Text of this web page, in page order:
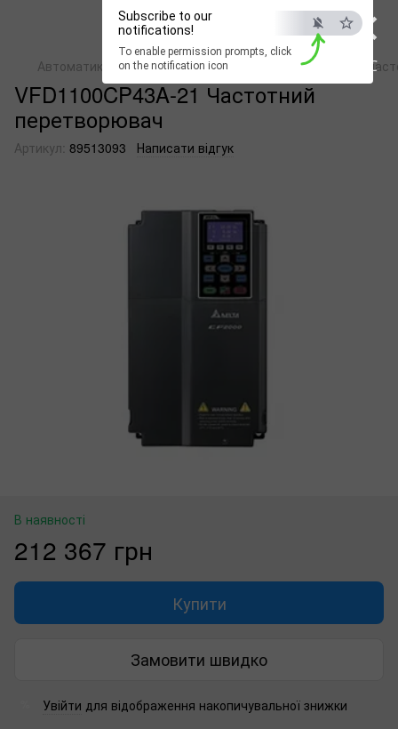
×
ESC
Subscribe to our
notifications!
To enable permission prompts, click
on the notification icon
Автоматика Перетворювачі частоти Перетворювачі
VFD1100CP43A-21 Частотний
перетворювач
Артикул: 89513093 Написати відгук
В наявності
212 367 грн
Купити
Замовити швидко
Увійти для відображення накопичувальної знижки